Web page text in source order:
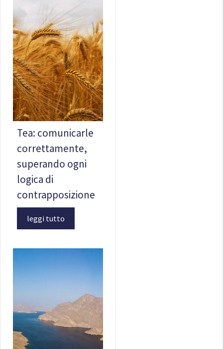
Tea: comunicarle
correttamente,
superando ogni
logica di
contrapposizione
leggi tutto